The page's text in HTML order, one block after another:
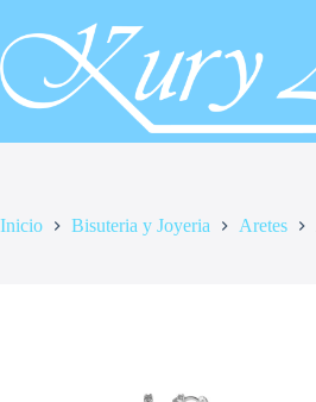
contenido
Inicio Bisuteria y Joyeria Aretes